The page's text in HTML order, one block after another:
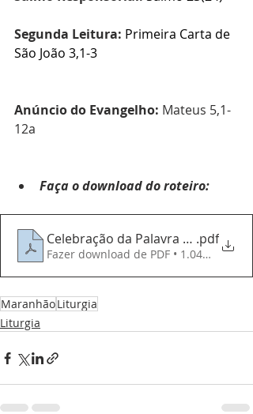
Segunda Leitura: Primeira Carta de
São João 3,1-3
Anúncio do Evangelho: Mateus 5,1-
12a
Faça o download do roteiro:
Celebração da Palavra - 031124 -
.pdf
Fazer download de PDF • 1.04MB
MaranhãoLiturgia
Liturgia